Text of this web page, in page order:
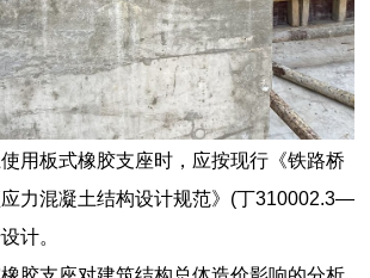
用板式橡胶支座时，应按现行《铁路桥
力混凝土结构设计规范》(丁310002.3—
计。